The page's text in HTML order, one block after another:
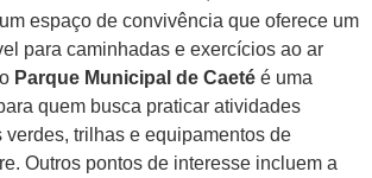
espaço de convivência que oferece um
para caminhadas e exercícios ao ar
Parque Municipal de Caeté é uma
quem busca praticar atividades
verdes, trilhas e equipamentos de
Outros pontos de interesse incluem a